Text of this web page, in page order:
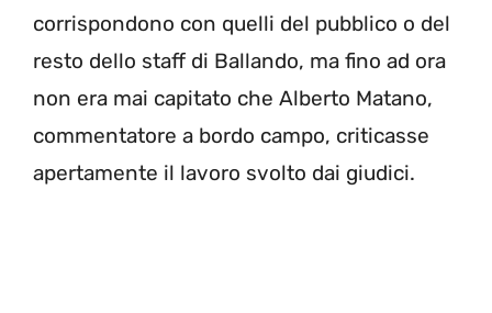
corrispondono con quelli del pubblico o del
resto dello staff di Ballando, ma fino ad ora
non era mai capitato che Alberto Matano,
commentatore a bordo campo, criticasse
apertamente il lavoro svolto dai giudici.